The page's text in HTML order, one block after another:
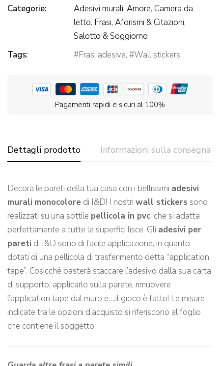
Categorie:
Adesivi murali, Amore, Camera da
letto, Frasi, Aforismi & Citazioni,
Salotto & Soggiorno
Tags:
Frasi adesive, Wall stickers
Pagamenti rapidi e sicuri al 100%
Dettagli prodotto Informazioni sulla consegna
Decora le pareti della tua casa con i bellissimi adesivi
murali monocolore di I&D! I nostri wall stickers sono
realizzati su una sottile pellicola in pvc, che si adatta
perfettamente a tutte le superfici lisce. Gli adesivi per
pareti di I&D sono di facile applicazione, in quanto
dotati di una pellicola di trasferimento detta “application
tape”. Cosicché basterà staccare l’adesivo dalla sua carta
di supporto, applicarlo sulla parete, rimuovere
l’application tape dal muro e….il gioco è fatto! Le misure
indicate tra le opzioni d’acquisto si riferiscono al foglio
che contiene il soggetto.